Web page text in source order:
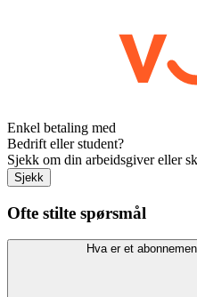
Enkel betaling med
Bedrift eller student?
Sjekk om din arbeidsgiver eller
Sjekk
Ofte stilte spørsmål
Hva er et